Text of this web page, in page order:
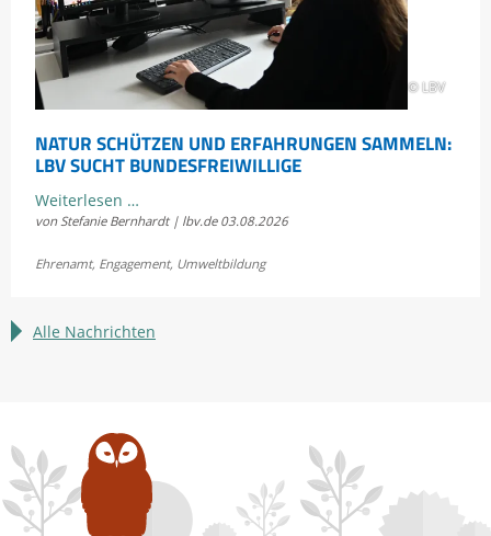
© LBV
NATUR SCHÜTZEN UND ERFAHRUNGEN SAMMELN:
LBV SUCHT BUNDESFREIWILLIGE
Weiterlesen …Natur
schützen
LBV
von Stefanie Bernhardt | lbv.de 03.08.2026
Ehrenamt, Engagement, Umweltbildung
Alle Nachrichten